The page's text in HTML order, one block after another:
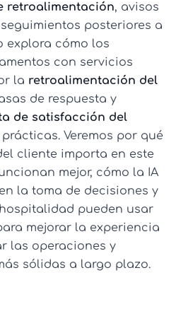
retroalimentación, avisos
posteriores a
explora cómo los
con servicios
la retroalimentación del
de respuesta y
de satisfacción del
Veremos por qué
cliente importa en este
mejor, cómo la IA
la toma de decisiones y
pueden usar
mejorar la experiencia
las operaciones y
sólidas a largo plazo.